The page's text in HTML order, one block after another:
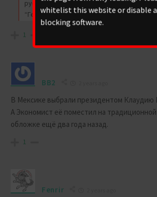
русских (в основном, из Центральной
“Гердауэн-наш”.
1
BB2
В Мексике выбрали президентом Клаудию
А Экономист её поместил на
обложке ещё два года назад.
1
Fenrir
whitelist this website or disable
blocking software.